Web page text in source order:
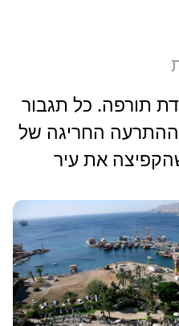
תורפה. כל תגבור
החריגה של
את עיר